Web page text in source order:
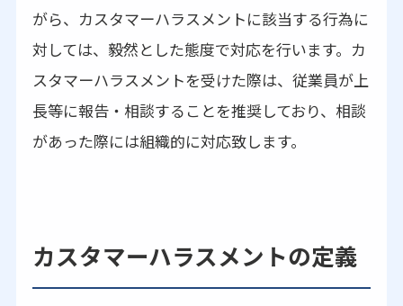
がら、カスタマーハラスメントに該当する行為に
対しては、毅然とした態度で対応を行います。カ
スタマーハラスメントを受けた際は、従業員が上
長等に報告・相談することを推奨しており、相談
があった際には組織的に対応致します。
カスタマーハラスメントの定義